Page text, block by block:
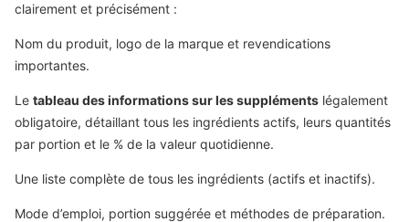
clairement et précisément :
Nom du produit, logo de la marque et revendications
importantes.
Le tableau des informations sur les suppléments légalement
obligatoire, détaillant tous les ingrédients actifs, leurs quantités
par portion et le % de la valeur quotidienne.
Une liste complète de tous les ingrédients (actifs et inactifs).
Mode d’emploi, portion suggérée et méthodes de préparation.